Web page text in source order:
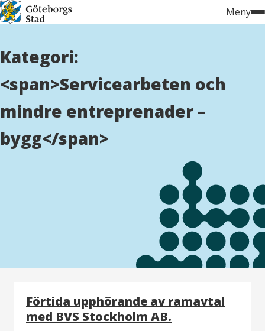
Hoppa
till
Meny
Kategori:
<span>Servicearbeten och
mindre entreprenader –
bygg</span>
Förtida upphörande av ramavtal
med BVS Stockholm AB.